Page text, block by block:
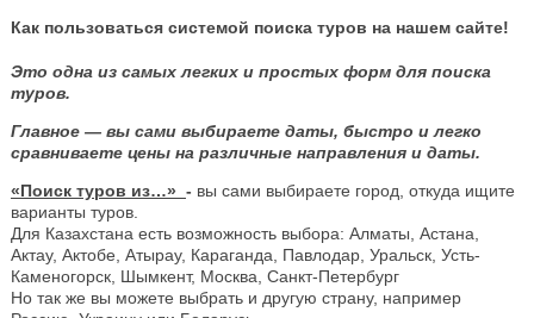
Как пользоваться системой поиска туров на нашем сайте!
Это одна из самых легких и простых форм для поиска
туров.
Главное — вы сами выбираете даты, быстро и легко
сравниваете цены на различные направления и даты.
«Поиск туров из…» - вы сами выбираете город, откуда ищите
варианты туров.
Для Казахстана есть возможность выбора: Алматы, Астана,
Актау, Актобе, Атырау, Караганда, Павлодар, Уральск, Усть-
Каменогорск, Шымкент, Москва, Санкт-Петербург
Но так же вы можете выбрать и другую страну, например